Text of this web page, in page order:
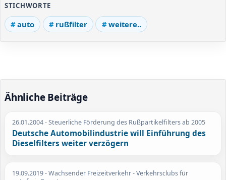
STICHWORTE
auto rußfilter weitere..
Ähnliche Beiträge
26.01.2004- Steuerliche Förderung des Rußpartikelfilters ab 2005
Deutsche Automobilindustrie will Einführung des
Dieselfilters weiter verzögern
19.09.2019- Wachsender Freizeitverkehr - Verkehrsclubs für